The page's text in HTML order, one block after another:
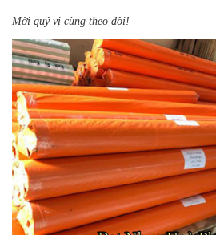
Mời quý vị cùng theo dõi!